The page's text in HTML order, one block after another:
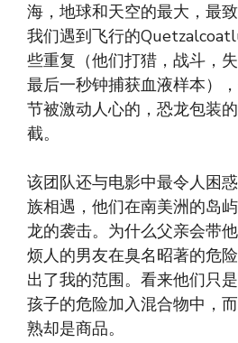
海，地球和天空的最大，最
我们遇到飞行的
些重复（他们打猎，战斗，
最后一秒钟捕获血液样本）
节被激动人心的，恐龙包装
截。
该团队还与电影中最令人困
族相遇，他们在南美洲的岛
龙的袭击。为什么父亲会带
烦人的男友在臭名昭著的危
出了我的范围。看来他们只
孩子的危险加入混合物中，
熟却是商品。